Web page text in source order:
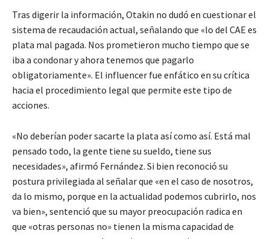
Tras digerir la información, Otakin no dudó en cuestionar el
sistema de recaudación actual, señalando que «lo del CAE es
plata mal pagada. Nos prometieron mucho tiempo que se
iba a condonar y ahora tenemos que pagarlo
obligatoriamente». El influencer fue enfático en su crítica
hacia el procedimiento legal que permite este tipo de
acciones.
«No deberían poder sacarte la plata así como así. Está mal
pensado todo, la gente tiene su sueldo, tiene sus
necesidades», afirmó Fernández. Si bien reconoció su
postura privilegiada al señalar que «en el caso de nosotros,
da lo mismo, porque en la actualidad podemos cubrirlo, nos
va bien», sentenció que su mayor preocupación radica en
que «otras personas no» tienen la misma capacidad de